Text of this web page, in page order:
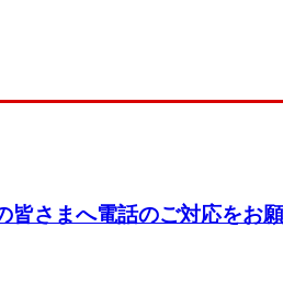
皆さまへ電話のご対応をお